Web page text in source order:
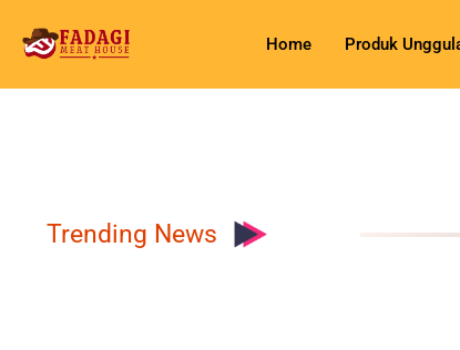
Home Produk
Trending News